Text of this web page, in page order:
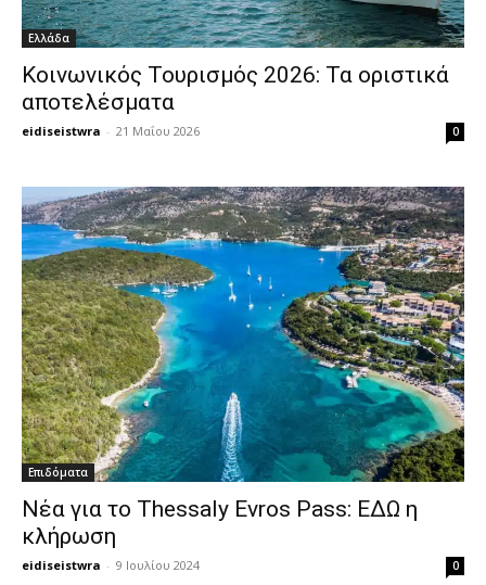
Ελλάδα
Κοινωνικός Τουρισμός 2026: Τα οριστικά
αποτελέσματα
eidiseistwra - 21 Μαΐου 2026 0
Επιδόματα
Νέα για το Thessaly Evros Pass: ΕΔΩ η
κλήρωση
eidiseistwra - 9 Ιουλίου 2024 0